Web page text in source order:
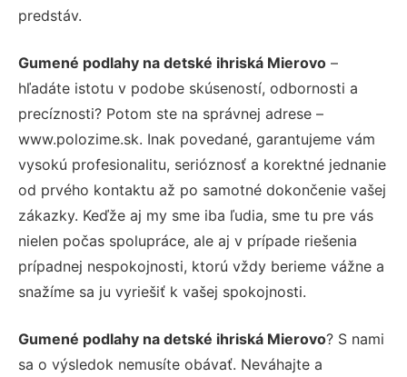
predstáv.
Gumené podlahy na detské ihriská Mierovo –
hľadáte istotu v podobe skúseností, odbornosti a
precíznosti? Potom ste na správnej adrese –
www.polozime.sk. Inak povedané, garantujeme vám
vysokú profesionalitu, serióznosť a korektné jednanie
od prvého kontaktu až po samotné dokončenie vašej
zákazky. Keďže aj my sme iba ľudia, sme tu pre vás
nielen počas spolupráce, ale aj v prípade riešenia
prípadnej nespokojnosti, ktorú vždy berieme vážne a
snažíme sa ju vyriešiť k vašej spokojnosti.
Gumené podlahy na detské ihriská Mierovo? S nami
sa o výsledok nemusíte obávať. Neváhajte a